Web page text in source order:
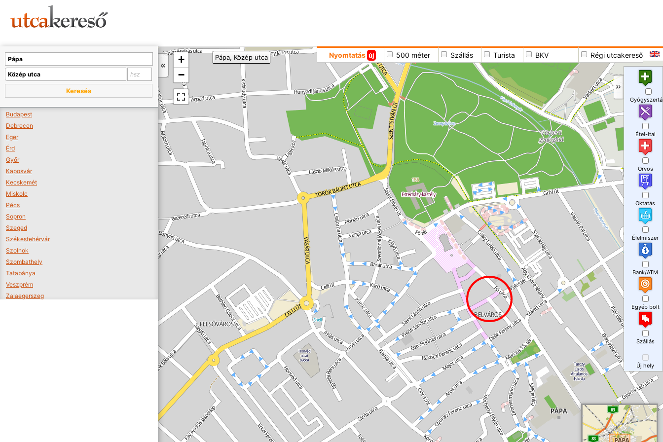
+
−
Nyomtatás új 500 méter Szállás Turista BKV Régi utcakereső
Pápa, Közép utca
Keresés
Budapest
Debrecen
Eger
Érd
Győr
Kaposvár
Kecskemét
Miskolc
Pécs
Sopron
Szeged
Székesfehérvár
Szolnok
Szombathely
Tatabánya
Veszprém
Zalaegerszeg
Étel-ital
Orvos
Oktatás
Élelmiszer
Bank/ATM
Egyéb bolt
Szállás
Új hely
A térképet kicsinyíteni kell, hogy látszódjanak a boltok.
Boltok látszódjanak >>